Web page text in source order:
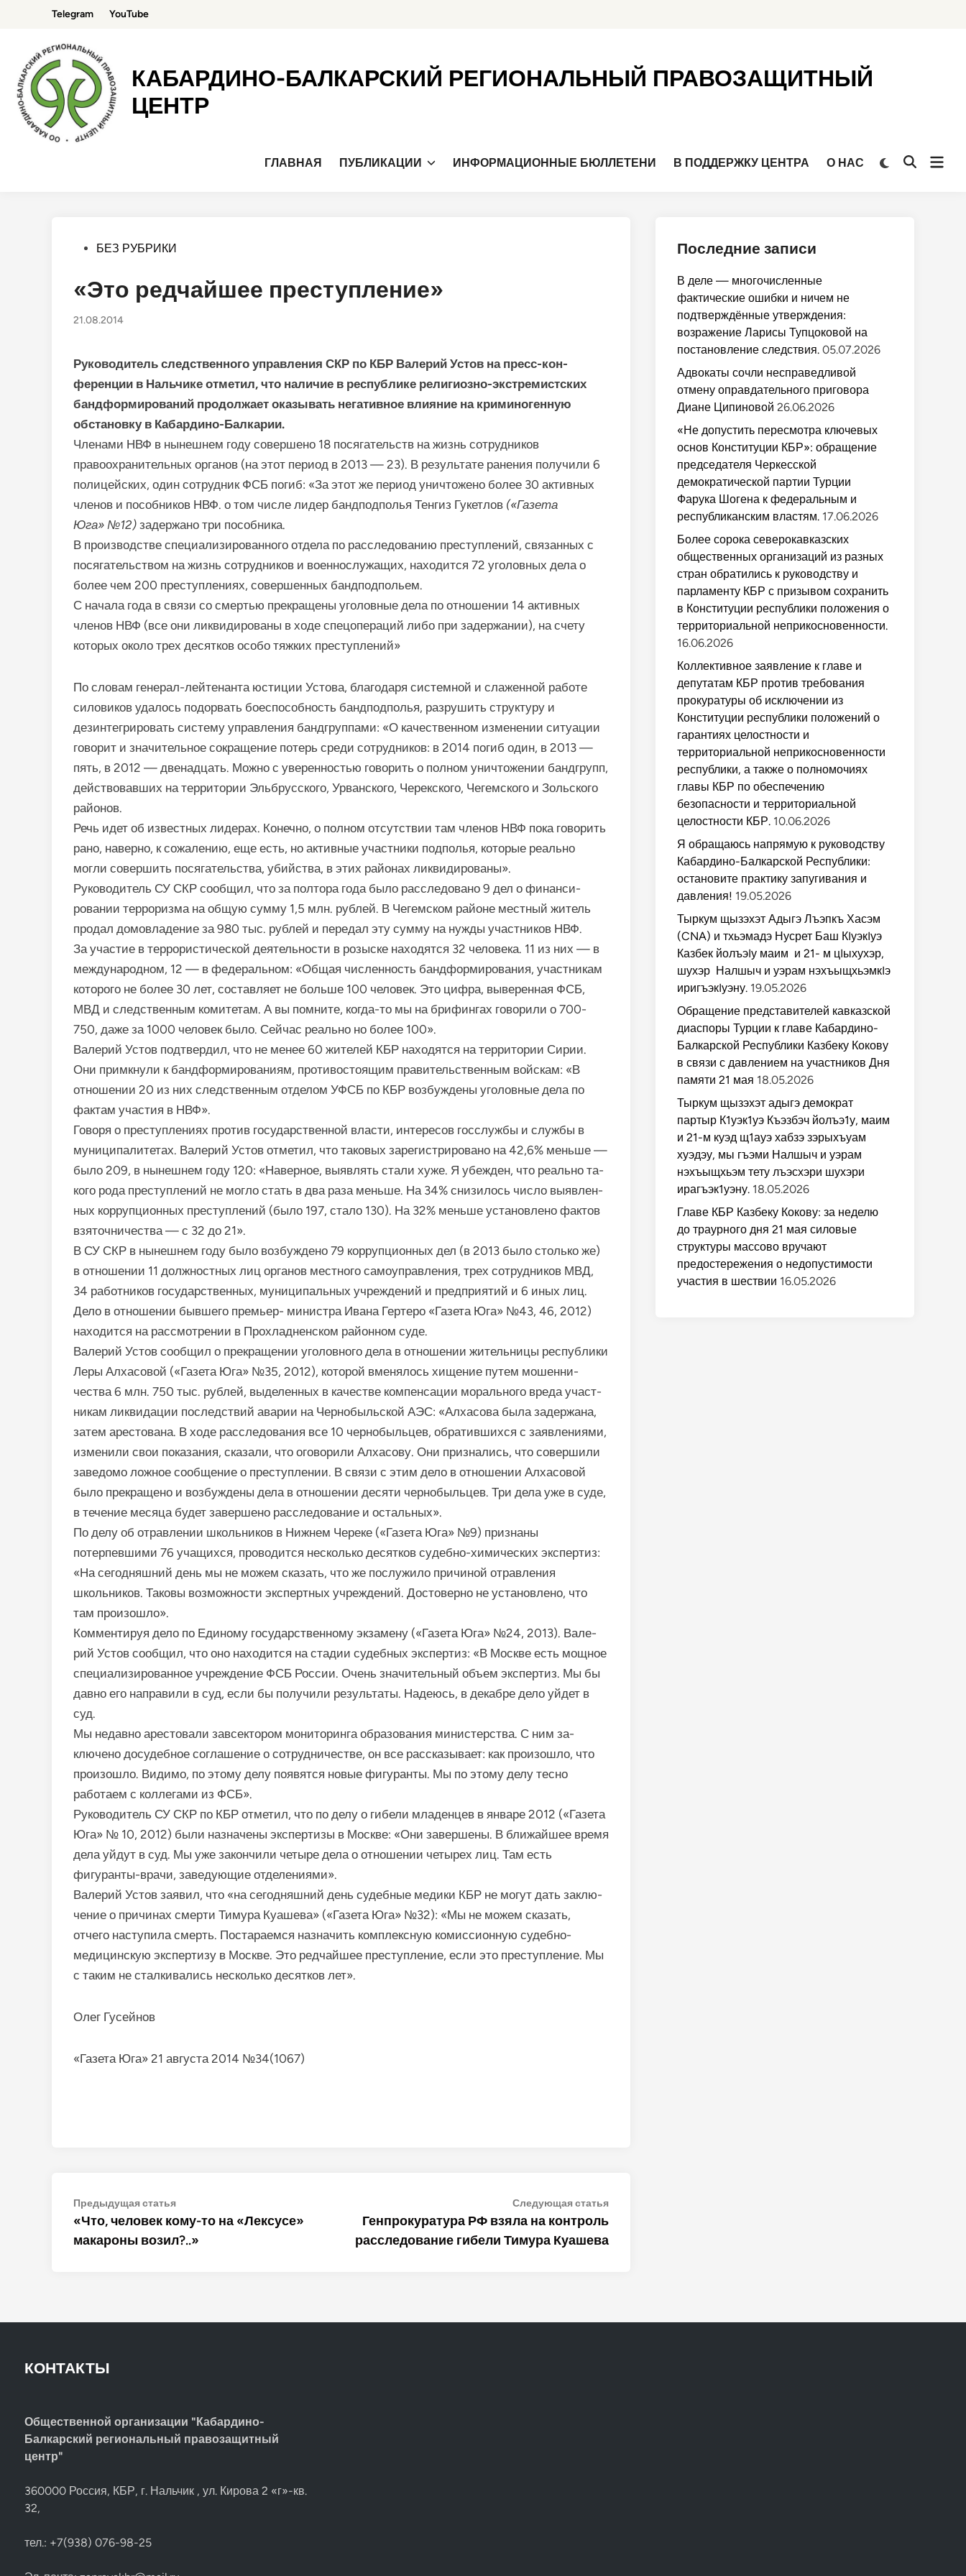
содержимому
Telegram YouTube
КАБАРДИНО-БАЛКАРСКИЙ РЕГИОНАЛЬНЫЙ ПРАВОЗАЩИТНЫЙ
ЦЕНТР
ГЛАВНАЯ ПУБЛИКАЦИИ ИНФОРМАЦИОННЫЕ БЮЛЛЕТЕНИ В ПОДДЕРЖКУ ЦЕНТРА О НАС
Переключить
Открыть
Опубликовано
БЕЗ РУБРИКИ
«Это редчайшее преступление»
21.08.2014
Руководитель следственного управления СКР по КБР Ва­лерий Устов на пресс-кон­
ференции в Нальчике отме­тил, что наличие в республи­ке религиозно-экстремист­ских
бандформирований продолжает оказывать нега­тивное влияние на кримино­генную
обстановку в Кабар­дино-Балкарии.
Членами НВФ в нынешнем году совершено 18 посяга­тельств на жизнь сотрудников
правоохранительных органов (на этот период в 2013 — 23). В результате ранения получили 6
полицейских, один сотрудник ФСБ погиб: «За этот же период уничтожено более 30 активных
членов и пособников НВФ. о том числе лидер бандподполья Тенгиз Гукетлов («Газета
Юга» №12) задержано три пособни­ка.
В производстве специали­зированного отдела по рассле­дованию преступлений, связан­ных с
посягательством на жизнь сотрудников и военнослужа­щих, находится 72 уголовных дела о
более чем 200 преступ­лениях, совершенных бандподпольем.
С начала года в связи со смертью прекращены уголов­ные дела по отношении 14 активных
членов НВФ (все они ликви­дированы в ходе спецопераций либо при задержании), на счету
которых около трех десятков особо тяжких преступлений»
По словам генерал-лейте­нанта юстиции Устова, благодаря системной и слаженной работе
силовиков удалось подорвать боеспособность бандподполья, разрушить структуру и
дезинтегрировать систему уп­равления бандгруппами: «О ка­чественном изменении ситуа­ции
говорит и значительное со­кращение потерь среди сотруд­ников: в 2014 погиб один, в 2013 —
пять, в 2012 — двенад­цать. Можно с уверенностью говорить о полном уничтоже­нии бандгрупп,
действовавших на территории Эльбрусского, Урванского, Черекского, Чегемского и Зольского
районов.
Речь идет об известных ли­дерах. Конечно, о полном от­сутствии там членов НВФ пока говорить
рано, наверно, к сожа­лению, еще есть, но активные участники подполья, которые реально
могли совершить пося­гательства, убийства, в этих районах ликвидированы».
Руководитель СУ СКР сооб­щил, что за полтора года было расследовано 9 дел о финанси­
ровании терроризма на общую сумму 1,5 млн. рублей. В Чегемском районе местный житель
продал домовладение за 980 тыс. рублей и передал эту сум­му на нужды участников НВФ.
За участие в террористиче­ской деятельности в розыске находятся 32 человека. 11 из них — в
международном, 12 — в федеральном: «Общая числен­ность бандформирования, уча­стникам
которого не более 30 лет, составляет не больше 100 человек. Это цифра, выве­ренная ФСБ,
МВД и следствен­ным комитетам. А вы помните, когда-то мы на брифингах гово­рили о 700-
750, даже за 1000 человек было. Сейчас реально но более 100».
Валерий Устов подтвердил, что не менее 60 жителей КБР на­ходятся на территории Сирии.
Они примкнули к бандформиро­ваниям, противостоящим правительственным войскам: «В
отно­шении 20 из них следственным отделом УФСБ по КБР возбужде­ны уголовные дела по
фактам участия в НВФ».
Говоря о преступлениях про­тив государственной власти, ин­тересов госслужбы и службы в
муниципалитетах. Валерий Устов отметил, что таковых заре­гистрировано на 42,6% меньше —
было 209, в нынешнем году 120: «Наверное, выявлять стали хуже. Я убежден, что реально та­
кого рода преступлений не мог­ло стать в два раза меньше. На 34% снизилось число выявлен­
ных коррупционных преступле­ний (было 197, стало 130). На 32% меньше установлено фак­тов
взяточничества — с 32 до 21».
В СУ СКР в нынешнем году было возбуждено 79 коррупци­онных дел (в 2013 было столько же)
в отношении 11 должностных лиц органов местного самоупра­вления, трех сотрудников МВД,
34 работников государственных, муниципальных учреждений и предприятий и 6 иных лиц.
Дело в отношении бывшего премьер- министра Ивана Гертеро «Газета Юга» №43, 46, 2012)
находится на рассмотрении в Прохладненском районном суде.
Валерий Устов сообщил о прекращении уголовного дела в отношении жительницы респуб­лики
Леры Алхасовой («Газета Юга» №35, 2012), которой вменялось хищение путем мошенни­
чества 6 млн. 750 тыс. рублей, выделенных в качестве компен­сации морального вреда участ­
никам ликвидации последствий аварии на Чернобыльской АЭС: «Алхасова была задержана,
за­тем арестована. В ходе рассле­дования все 10 чернобыльцев, обратившихся с заявлениями,
изменили свои показания, ска­зали, что оговорили Алхасову. Они признались, что совершили
заведомо ложное сообщение о преступлении. В связи с этим дело в отношении Алхасовой
бы­ло прекращено и возбуждены дела в отношении десяти черно­быльцев. Три дела уже в суде,
в течение месяца будет завершено расследование и остальных».
По делу об отравлении школьников в Нижнем Череке («Газета Юга» №9) признаны
потерпевшими 76 учащихся, про­водится несколько десятков су­дебно-химических экспертиз:
«На сегодняшний день мы не мо­жем сказать, что же послужило причиной отравления
школьни­ков. Таковы возможности экс­пертных учреждений. Достовер­но не установлено, что
там про­изошло».
Комментируя дело по Едино­му государственному экзамену («Газета Юга» №24, 2013). Вале­
рий Устов сообщил, что оно на­ходится на стадии судебных экс­пертиз: «В Москве есть мощное
специализированное учрежде­ние ФСБ России. Очень значи­тельный объем экспертиз. Мы бы
давно его направили в суд, если бы получили результаты. Надеюсь, в декабре дело уйдет в
суд.
Мы недавно арестовали завсектором мониторинга образо­вания министерства. С ним за­
ключено досудебное соглаше­ние о сотрудничестве, он все рассказывает: как произошло, что
произошло. Видимо, по это­му делу появятся новые фигу­ранты. Мы по этому делу тесно
работаем с коллегами из ФСБ».
Руководитель СУ СКР по КБР отметил, что по делу о гибели младенцев в январе 2012 («Газета
Юга» № 10, 2012) были назна­чены экспертизы в Москве: «Они завершены. В ближайшее время
дела уйдут в суд. Мы уже закончили четыре дела о отношении четырех лиц. Там есть
фигуранты-врачи, заведующие отделе­ниями».
Валерий Устов заявил, что «на сегодняшний день судебные медики КБР не могут дать заклю­
чение о причинах смерти Тимура Куашева» («Газета Юга» №32): «Мы не можем сказать,
отчего наступила смерть. Постараемся назначить комплексную комис­сионную судебно-
медицинскую экспертизу в Москве. Это редчайшее преступление, если это преступление. Мы
с таким не сталкивались несколько десят­ков лет».
Олег Гусейнов
«Газета Юга» 21 августа 2014 №34(1067)
Навигация
по
записям
Предыдущая статьяПредыдущая
статья:
«Что, человек кому-то на «Лексусе»
макароны возил?..»
Следующая статьяСледующая
Генпрокуратура РФ взяла на контроль
расследование гибели Тимура Куашева
Последние записи
В деле — многочисленные
фактические ошибки и ничем не
подтверждённые утверждения:
возражение Ларисы Тупцоковой на
постановление следствия. 05.07.2026
Адвокаты сочли несправедливой
отмену оправдательного приговора
Диане Ципиновой 26.06.2026
«Не допустить пересмотра ключевых
основ Конституции КБР»: обращение
председателя Черкесской
демократической партии Турции
Фарука Шогена к федеральным и
республиканским властям. 17.06.2026
Более сорока северокавказских
общественных организаций из разных
стран обратились к руководству и
парламенту КБР с призывом сохранить
в Конституции республики положения о
территориальной неприкосновенности.
16.06.2026
Коллективное заявление к главе и
депутатам КБР против требования
прокуратуры об исключении из
Конституции республики положений о
гарантиях целостности и
территориальной неприкосновенности
республики, а также о полномочиях
главы КБР по обеспечению
безопасности и территориальной
целостности КБР. 10.06.2026
Я обращаюсь напрямую к руководству
Кабардино-Балкарской Республики:
остановите практику запугивания и
давления! 19.05.2026
Тыркум щызэхэт Адыгэ Лъэпкъ Хасэм
(CNA) и тхьэмадэ Нусрет Баш КIуэкIуэ
Казбек йолъэIу маим и 21- м цIыхухэр,
шухэр Налшыч и уэрам нэхъыщхьэмкIэ
иригъэкIуэну. 19.05.2026
Обращение представителей кавказской
диаспоры Турции к главе Кабардино-
Балкарской Республики Казбеку Кокову
в связи с давлением на участников Дня
памяти 21 мая 18.05.2026
Тыркум щызэхэт адыгэ демократ
партыр К1уэк1уэ Къэзбэч йолъэ1у, маим
и 21-м куэд щ1ауэ хабзэ зэрыхъуам
хуэдэу, мы гъэми Налшыч и уэрам
нэхъыщхьэм тету лъэсхэри шухэри
ирагъэк1уэну. 18.05.2026
Главе КБР Казбеку Кокову: за неделю
до траурного дня 21 мая силовые
структуры массово вручают
предостережения о недопустимости
участия в шествии 16.05.2026
КОНТАКТЫ
Общественной организации "Кабардино-
Балкарский региональный правозащитный
центр"
360000 Россия, КБР, г. Нальчик , ул. Кирова 2 «г»-кв.
32,
тел.: +7(938) 076-98-25